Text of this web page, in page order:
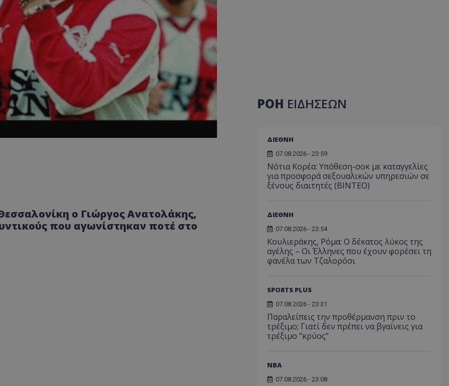
ο Γιώργος Ανατολάκης,
που αγωνίστηκαν ποτέ στο
ΡΟΗ ΕΙΔΗΣΕΩΝ
ΔΙΕΘΝΗ
07.08.2026 - 23:59
Νότια Κορέα: Υπόθεση-σοκ με καταγγελίες
για προσφορά σεξουαλικών υπηρεσιών σε
ξένους διαιτητές (BINTEO)
ΔΙΕΘΝΗ
07.08.2026 - 23:54
Κουλιεράκης, Ρόμα: Ο δέκατος λύκος της
αγέλης – Οι Έλληνες που έχουν φορέσει τη
φανέλα των Τζαλορόσι
SPORTS PLUS
07.08.2026 - 23:31
Παραλείπεις την προθέρμανση πριν το
τρέξιμο; Γιατί δεν πρέπει να βγαίνεις για
τρέξιμο “κρύος”
NBA
07.08.2026 - 23:08